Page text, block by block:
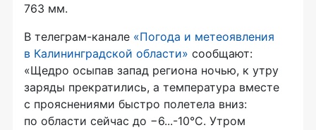
763 мм.
В телеграм-канале «Погода и метеоявления
в Калининградской области» сообщают:
«Щедро осыпав запад региона ночью, к утру
заряды прекратились, а температура вместе
с прояснениями быстро полетела вниз:
по области сейчас до −6...-10°С. Утром